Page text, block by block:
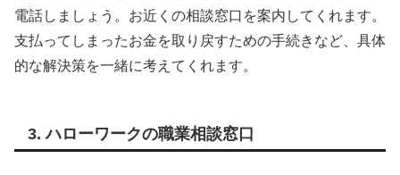
電話しましょう。お近くの相談窓口を案内してくれます。
支払ってしまったお金を取り戻すための手続きなど、具体
的な解決策を一緒に考えてくれます。
3. ハローワークの職業相談窓口